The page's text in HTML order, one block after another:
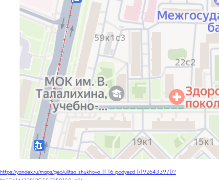
https://yandex.ru/maps/geo/ulitsa_shukhova_11_16_podyezd_1/1926433971/?